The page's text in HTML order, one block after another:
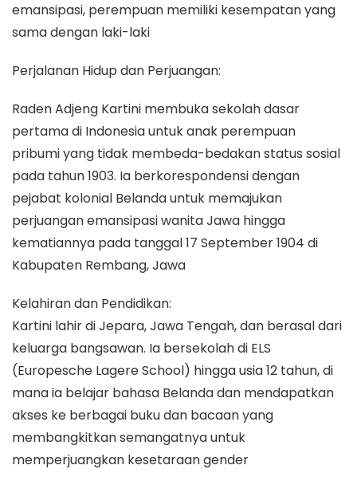
emansipasi, perempuan memiliki kesempatan yang
sama dengan laki-laki
Perjalanan Hidup dan Perjuangan:
Raden Adjeng Kartini membuka sekolah dasar
pertama di Indonesia untuk anak perempuan
pribumi yang tidak membeda-bedakan status sosial
pada tahun 1903. Ia berkorespondensi dengan
pejabat kolonial Belanda untuk memajukan
perjuangan emansipasi wanita Jawa hingga
kematiannya pada tanggal 17 September 1904 di
Kabupaten Rembang, Jawa
Kelahiran dan Pendidikan:
Kartini lahir di Jepara, Jawa Tengah, dan berasal dari
keluarga bangsawan. Ia bersekolah di ELS
(Europesche Lagere School) hingga usia 12 tahun, di
mana ia belajar bahasa Belanda dan mendapatkan
akses ke berbagai buku dan bacaan yang
membangkitkan semangatnya untuk
memperjuangkan kesetaraan gender